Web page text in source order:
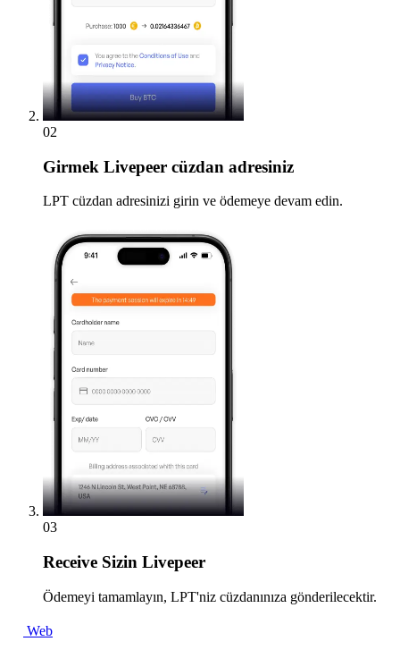
02
Girmek Livepeer cüzdan adresiniz
LPT cüzdan adresinizi girin ve ödemeye devam edin.
03
Receive Sizin Livepeer
Ödemeyi tamamlayın, LPT'niz cüzdanınıza gönderilecektir.
Web